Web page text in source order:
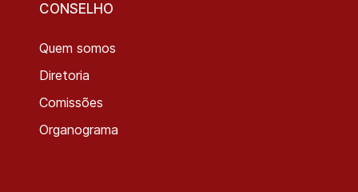
CONSELHO
Quem somos
Diretoria
Comissões
Organograma